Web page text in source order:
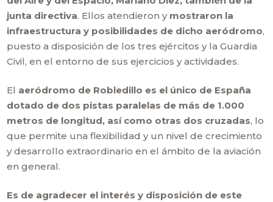
junta directiva. Ellos atendieron y mostraron la
infraestructura y posibilidades de dicho aeródromo,
puesto a disposición de los tres ejércitos y la Guardia
Civil, en el entorno de sus ejercicios y actividades.
El aeródromo de Robledillo es el único de España
dotado de dos pistas paralelas de más de 1.000
metros de longitud, así como otras dos cruzadas, lo
que permite una flexibilidad y un nivel de crecimiento
y desarrollo extraordinario en el ámbito de la aviación
en general.
Es de agradecer el interés y disposición de este